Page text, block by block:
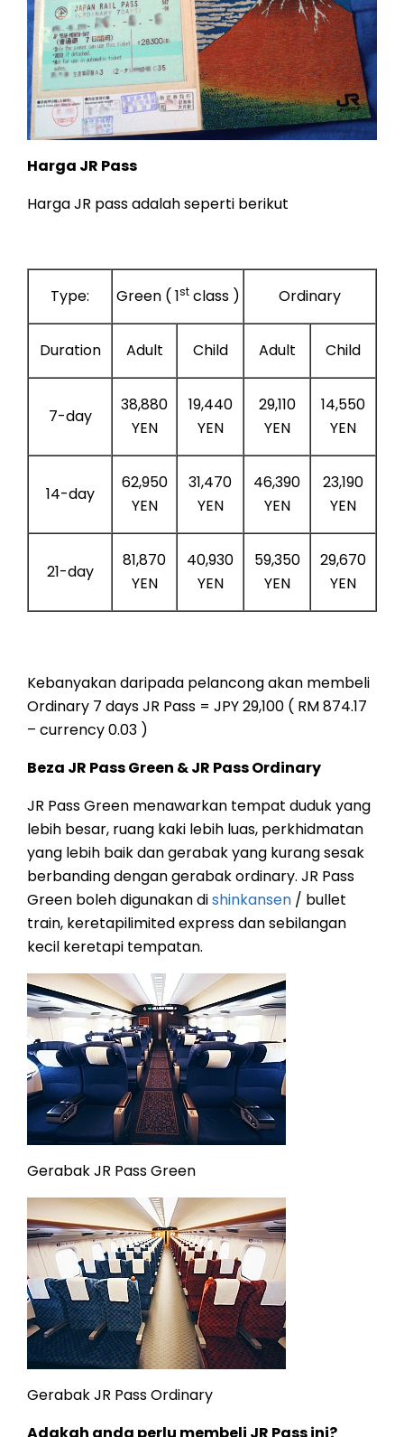
Harga JR Pass
Harga JR pass adalah seperti berikut
Type: Green ( 1stclass ) Ordinary
Duration Adult Child Adult Child
7-day
38,880
YEN
19,440
YEN
29,110
YEN
14,550
YEN
14-day
62,950
YEN
31,470
YEN
46,390
YEN
23,190
YEN
21-day
81,870
YEN
40,930
YEN
59,350
YEN
29,670
YEN
Kebanyakan daripada pelancong akan membeli
Ordinary 7 days JR Pass = JPY 29,100 ( RM 874.17
– currency 0.03 )
Beza JR Pass Green & JR Pass Ordinary
JR Pass Green menawarkan tempat duduk yang
lebih besar, ruang kaki lebih luas, perkhidmatan
yang lebih baik dan gerabak yang kurang sesak
berbanding dengan gerabak ordinary. JR Pass
Green boleh digunakan dishinkansen / bullet
train, keretapilimited express dan sebilangan
kecil keretapi tempatan.
Gerabak JR Pass Green
Gerabak JR Pass Ordinary
Adakah anda perlu membeli JR Pass ini?